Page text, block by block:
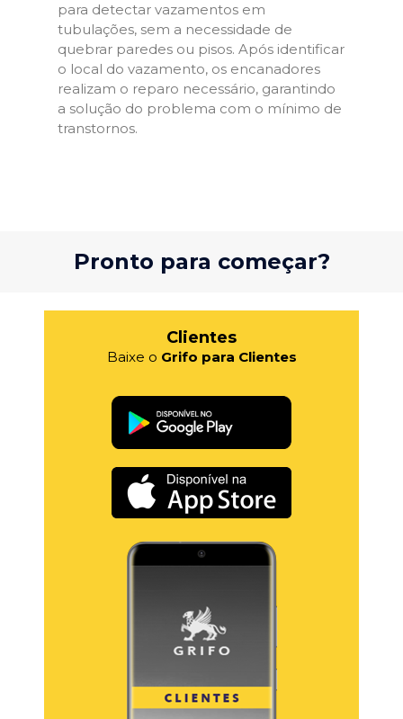
para detectar vazamentos em
tubulações, sem a necessidade de
quebrar paredes ou pisos. Após identificar
o local do vazamento, os encanadores
realizam o reparo necessário, garantindo
a solução do problema com o mínimo de
transtornos.
Pronto para começar?
Clientes
Baixe o Grifo para Clientes